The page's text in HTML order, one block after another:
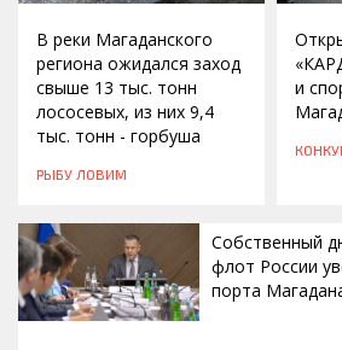
В реки Магаданского
региона ожидался заход
свыше 13 тыс. тонн
лососевых, из них 9,4
тыс. тонн - горбуша
РЫБУ ЛОВИМ
и
Собственный
флот России
порта